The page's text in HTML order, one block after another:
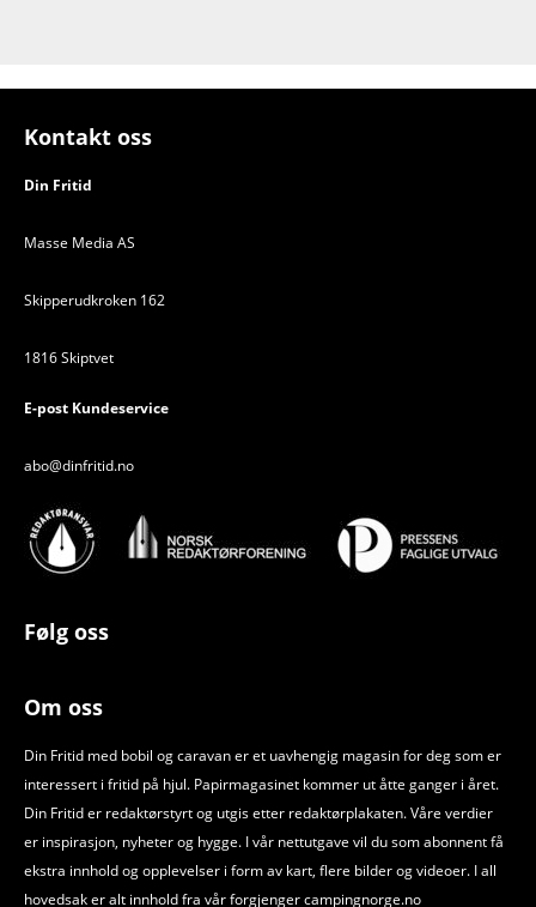
Kontakt oss
Din Fritid
Masse Media AS
Skipperudkroken 162
1816 Skiptvet
E-post Kundeservice
abo@dinfritid.no
Følg oss
Om oss
Din Fritid med bobil og caravan er et uavhengig magasin for deg som er
interessert i fritid på hjul. Papirmagasinet kommer ut åtte ganger i året.
Din Fritid er redaktørstyrt og utgis etter redaktørplakaten. Våre verdier
er inspirasjon, nyheter og hygge. I vår nettutgave vil du som abonnent få
ekstra innhold og opplevelser i form av kart, flere bilder og videoer. I all
hovedsak er alt innhold fra vår forgjenger campingnorge.no